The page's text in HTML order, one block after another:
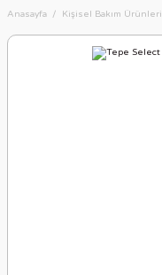
Anasayfa Kişisel Bakım Ürünleri